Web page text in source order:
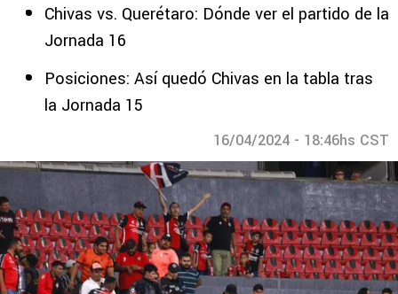
Chivas vs. Querétaro: Dónde ver el partido de la
Jornada 16
Posiciones: Así quedó Chivas en la tabla tras
la Jornada 15
16/04/2024 - 18:46hs CST